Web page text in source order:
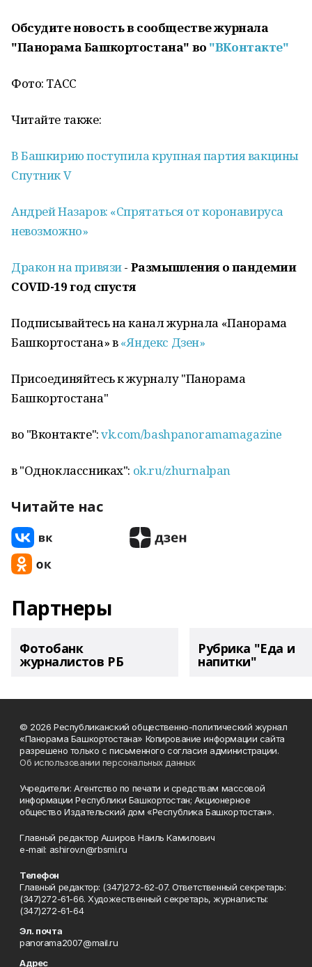
Обсудите новость в сообществе журнала
"Панорама Башкортостана" во "ВКонтакте"
Фото: ТАСС
Читайте также:
В Башкирию поступила крупная партия вакцины
Спутник V
Андрей Назаров: «Спрятаться от коронавируса
невозможно»
Дракон на привязи- Размышления о пандемии
COVID-19год спустя
Подписывайтесь на канал журнала «Панорама
Башкортостана» в«Яндекс Дзен»
Присоединяйтесь к журналу "Панорама
Башкортостана"
во "Вконтакте":vk.com/bashpanoramamagazine
в "Одноклассниках": ok.ru/zhurnalpan
Читайте нас
Партнеры
Фотобанк
журналистов РБ
Рубрика "Еда и
напитки"
© 2026 Республиканский общественно-политический журнал
«Панорама Башкортостана» Копирование информации сайта
разрешено только с письменного согласия администрации.
Об использовании персональных данных
Учредители: Агентство по печати и средствам массовой
информации Республики Башкортостан; Акционерное
общество Издательский дом «Республика Башкортостан».
Главный редактор Аширов Наиль Камилович
e-mail: ashirov.n@rbsmi.ru
Телефон
Главный редактор: (347)272-62-07. Ответственный секретарь:
(347)272-61-66. Художественный секретарь, журналисты:
(347)272-61-64
Эл. почта
panorama2007@mail.ru
Адрес